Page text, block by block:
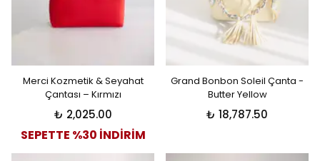
Merci Kozmetik & Seyahat
Çantası – Kırmızı
₺ 2,025.00
SEPETTE %30 İNDİRİM
Grand Bonbon Soleil Çanta -
Butter Yellow
₺ 18,787.50